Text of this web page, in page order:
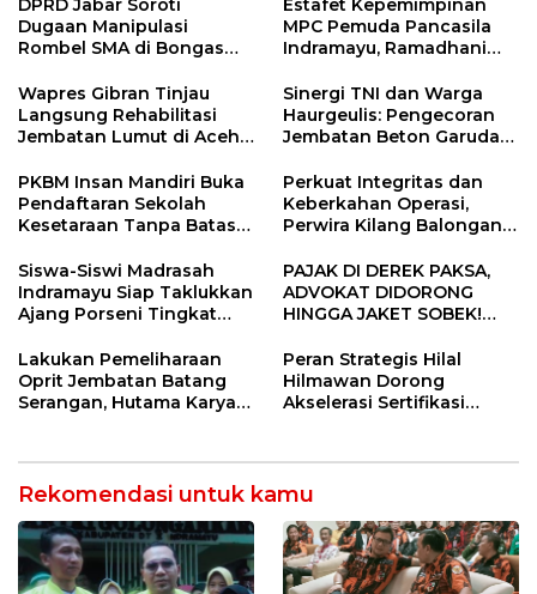
DPRD Jabar Soroti
Dugaan Manipulasi
Rombel SMA di Bongas
Verifikasi Lapangan
Estafet Kepemimpinan
MPC Pemuda Pancasila
Indramayu, Ramadhani
Pimpin Organisasi Lewat
Muscablub
Wapres Gibran Tinjau
Langsung Rehabilitasi
Jembatan Lumut di Aceh
Konektivitas Pulih Cepat
Sinergi TNI dan Warga
Haurgeulis: Pengecoran
Jembatan Beton Garuda
PKBM Insan Mandiri Buka
Pendaftaran Sekolah
Kesetaraan Tanpa Batas
Perkuat Integritas dan
Keberkahan Operasi,
Perwira Kilang Balongan
Siswa-Siswi Madrasah
Indramayu Siap Taklukkan
Ajang Porseni Tingkat
PAJAK DI DEREK PAKSA,
ADVOKAT DIDORONG
HINGGA JAKET SOBEK!
Ngamuk Kepung Polresta
Pekanbaru!
Lakukan Pemeliharaan
Oprit Jembatan Batang
Serangan, Hutama Karya
Peran Strategis Hilal
Hilmawan Dorong
Akselerasi Sertifikasi
Indramayu
Rekomendasi untuk kamu